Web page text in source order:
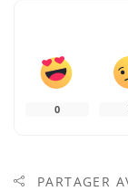
0
PARTAGER